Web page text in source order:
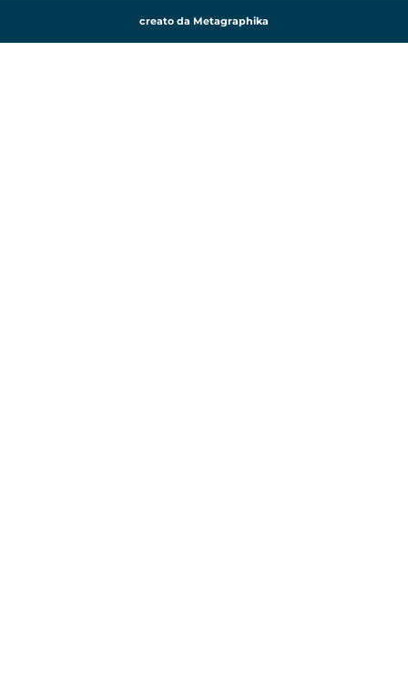
creato da Metagraphika